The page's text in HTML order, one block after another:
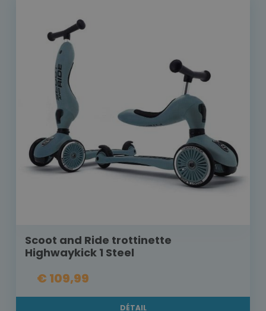
Scoot and Ride trottinette
Highwaykick 1 Steel
€ 109,99
DÉTAIL